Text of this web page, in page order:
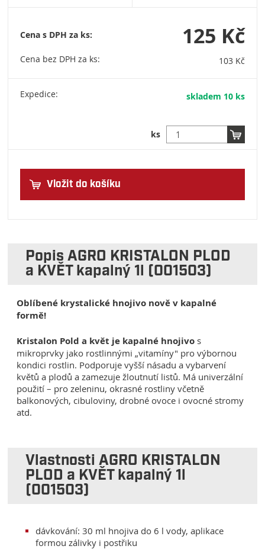
Cena s DPH za ks:
Cena bez DPH za ks:
125 Kč
103 Kč
Expedice: skladem 10 ks
ks
Vložit do košíku
Popis AGRO KRISTALON PLOD
a KVĚT kapalný 1l (001503)
Oblíbené krystalické hnojivo nově v kapalné
formě!
Kristalon Pold a květ je kapalné hnojivo s
mikroprvky jako rostlinnými „vitamíny" pro výbornou
kondici rostlin. Podporuje vyšší násadu a vybarvení
květů a plodů a zamezuje žloutnutí listů. Má univerzální
použití – pro zeleninu, okrasné rostliny včetně
balkonových, cibuloviny, drobné ovoce i ovocné stromy
atd.
Vlastnosti AGRO KRISTALON
PLOD a KVĚT kapalný 1l
(001503)
dávkování: 30 ml hnojiva do 6 l vody, aplikace
formou zálivky i postřiku